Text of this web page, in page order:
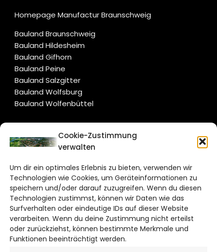
Cookie-Zustimmung
verwalten
Um dir ein optimales Erlebnis zu bieten, verwenden wir
Technologien wie Cookies, um Geräteinformationen zu
speichern und/oder darauf zuzugreifen. Wenn du diesen
Technologien zustimmst, können wir Daten wie das
Surfverhalten oder eindeutige IDs auf dieser Website
verarbeiten. Wenn du deine Zustimmung nicht erteilst
oder zurückziehst, können bestimmte Merkmale und
Funktionen beeinträchtigt werden.
Homepage Manufactur Braunschweig
Bauland Braunschweig
Bauland Hildesheim
Bauland Gifhorn
Bauland Peine
Bauland Salzgitter
Bauland Wolfsburg
Bauland Wolfenbüttel
CITYLIFE!
Bruchtorwall 12
38100 Braunschweig
Telefon: 0531 387220 – 65
DAS STADTMAGAZIN FÜR
SALZGITTER